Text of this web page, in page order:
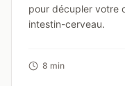
pour décupler votre
intestin-cerveau.
8 min